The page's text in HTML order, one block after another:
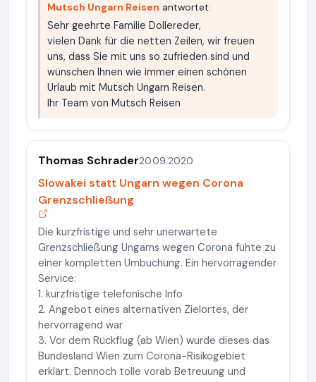
Mutsch Ungarn Reisen antwortet:
Sehr geehrte Familie Dollereder,
vielen Dank für die netten Zeilen, wir freuen
uns, dass Sie mit uns so zufrieden sind und
wünschen Ihnen wie immer einen schönen
Urlaub mit Mutsch Ungarn Reisen.
Ihr Team von Mutsch Reisen
Thomas Schrader20.09.2020
Slowakei statt Ungarn wegen Corona
Grenzschließung
Die kurzfristige und sehr unerwartete
Grenzschließung Ungarns wegen Corona fühte zu
einer kompletten Umbuchung. Ein hervorragender
Service:
1. kurzfristige telefonische Info
2. Angebot eines alternativen Zielortes, der
hervorragend war
3. Vor dem Rückflug (ab Wien) wurde dieses das
Bundesland Wien zum Corona-Risikogebiet
erklärt. Dennoch tolle vorab Betreuung und